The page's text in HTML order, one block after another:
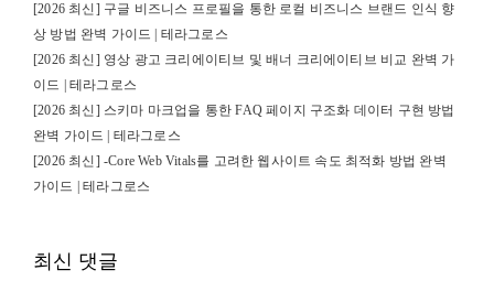
[2026 최신] 구글 비즈니스 프로필을 통한 로컬 비즈니스 브랜드 인식 향
상 방법 완벽 가이드 | 테라그로스
[2026 최신] 영상 광고 크리에이티브 및 배너 크리에이티브 비교 완벽 가
이드 | 테라그로스
[2026 최신] 스키마 마크업을 통한 FAQ 페이지 구조화 데이터 구현 방법
완벽 가이드 | 테라그로스
[2026 최신] -Core Web Vitals를 고려한 웹사이트 속도 최적화 방법 완벽
가이드 | 테라그로스
최신 댓글